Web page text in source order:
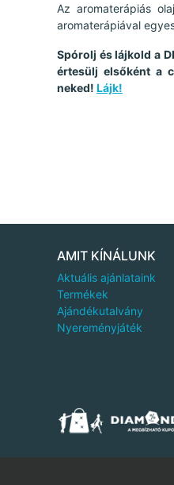
Az aromaterápiás
aromaterápiával
Spórolj és lájkold a
értesülj elsőként a
neked! Lájk!
AMIT KÍNÁLUNK
Aktuális ajánlataink
Termékek
Ajándékutalvány
Nyereményjáték